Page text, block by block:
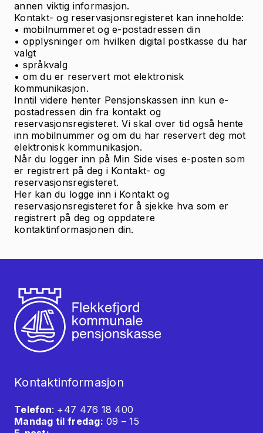
annen viktig informasjon.
Kontakt- og reservasjonsregisteret kan inneholde:
• mobilnummeret og e-postadressen din
• opplysninger om hvilken digital postkasse du har
valgt
• språkvalg
• om du er reservert mot elektronisk
kommunikasjon.
Inntil videre henter Pensjonskassen inn kun e-
postadressen din fra kontakt og
reservasjonsregisteret. Vi skal over tid også hente
inn mobilnummer og om du har reservert deg mot
elektronisk kommunikasjon.
Når du logger inn på Min Side vises e-posten som
er registrert på deg i Kontakt- og
reservasjonsregisteret.
Her kan du logge inn i Kontakt og
reservasjonsregisteretfor å sjekke hva som er
registrert på deg og oppdatere
kontaktinformasjonen din.
Kontaktinformasjon
Telefon: +47 476 18 400
Mandag til fredag: 09 – 15